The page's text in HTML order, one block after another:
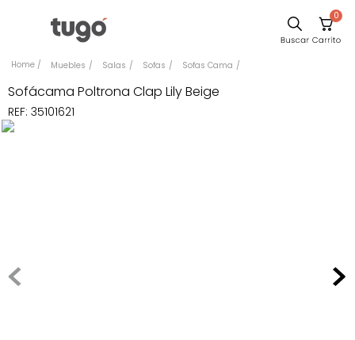
0
Muebles Salas Sofas Sofas Cama
Sofácama Poltrona Clap Lily Beige
REF: 35101621
Comedor
Escritorio